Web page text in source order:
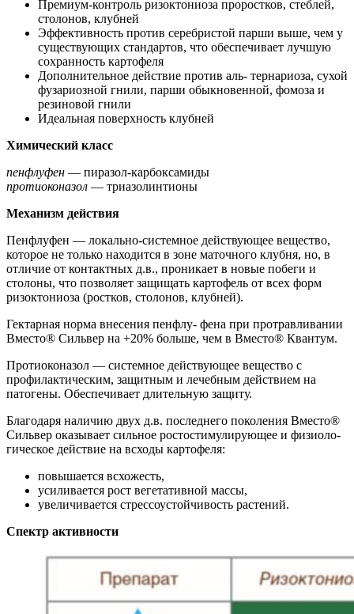
Премиум-контроль ризоктониоза про­ростков, стеблей,
столонов, клубней
Эффективность против серебристой парши выше, чем у
существующих стандар­тов, что обеспечивает лучшую
сохранность картофеля
Дополнительное действие против аль- тернариоза, сухой
фузариозной гнили, парши обыкновенной, фомоза и
резиновой гнили
Идеальная поверхность клубней
Химический класс
пенфлуфен — пиразол-карбоксамиды
протиоконазол — триазолинтионы
Механизм действия
Пенфлуфен — локально-системное дей­ствующее вещество,
которое не только на­ходится в зоне маточного клубня, но, в
отличие от контактных д.в., проникает в но­вые побеги и
столоны, что позволяет защи­щать картофель от всех форм
ризоктониоза (ростков, столонов, клубней).
Гектарная норма внесения пенфлу- фена при протравливании
Вместо® Сильвер на +20% больше, чем в Вместо® Квантум.
Протиоконазол — системное действую­щее вещество с
профилактическим, защит­ным и лечебным действием на
патогены. Обеспечивает длительную защиту.
Благодаря наличию двух д.в. последне­го поколения Вместо®
Сильвер оказывает сильное ростостимулирующее и физиоло­
гическое действие на всходы картофеля:
повышается всхожесть,
усиливается рост вегетативной массы,
увеличивается стрессоустойчивость растений.
Спектр активности